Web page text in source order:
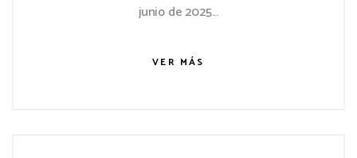
junio de 2025...
VER MÁS